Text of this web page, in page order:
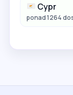
Cypr
ponad 1264